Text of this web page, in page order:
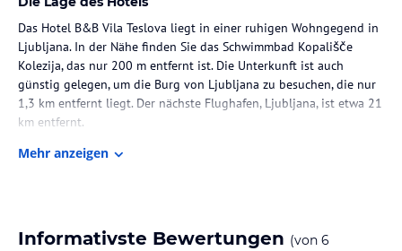
Das Hotel B&B Vila Teslova liegt in einer ruhigen Wohngegend in
Ljubljana. In der Nähe finden Sie das Schwimmbad Kopališče
Kolezija, das nur 200 m entfernt ist. Die Unterkunft ist auch
günstig gelegen, um die Burg von Ljubljana zu besuchen, die nur
1,3 km entfernt liegt. Der nächste Flughafen, Ljubljana, ist etwa 21
km entfernt.
Zimmer / Unterbringung im Hotel
kostenloses WLAN. Die Apartments verfügen über eine
Mehr anzeigen
Informativste Bewertungen (von 6